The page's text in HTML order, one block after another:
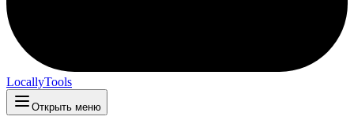
LocallyTools
Открыть меню